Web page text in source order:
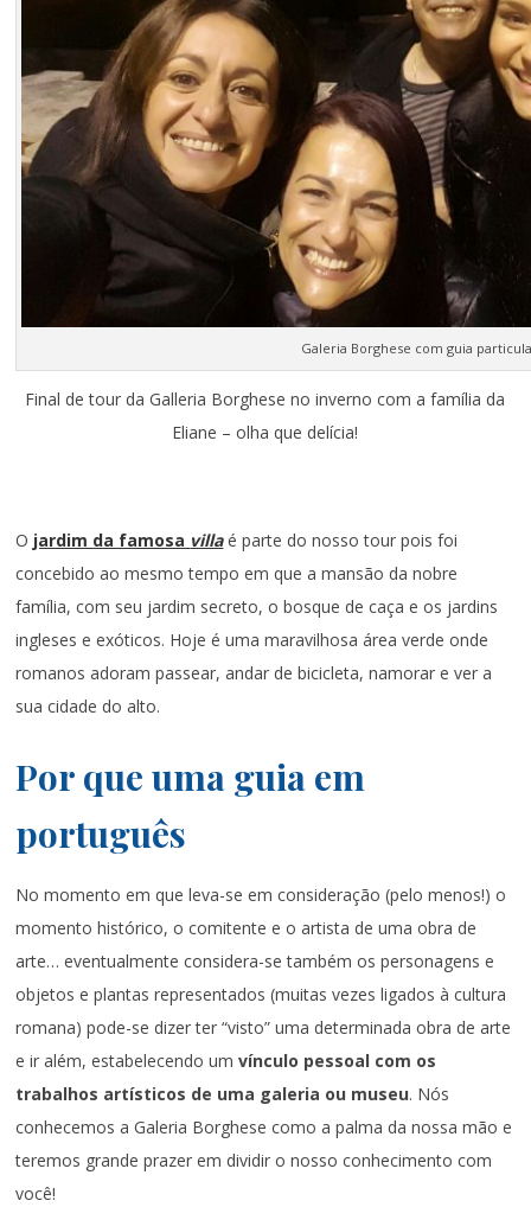
Galeria Borghese com guia
Final de tour da Galleria Borghese no inverno com a família da
Eliane – olha que delícia!
O jardim da famosa villaé parte do nosso tour pois foi
concebido ao mesmo tempo em que a mansão da nobre
família, com seu jardim secreto, o bosque de caça e os jardins
ingleses e exóticos. Hoje é uma maravilhosa área verde onde
romanos adoram passear, andar de bicicleta, namorar e ver a
sua cidade do alto.
Por que uma guia em
português
No momento em que leva-se em consideração (pelo menos!) o
momento histórico, o comitente e o artista de uma obra de
arte… eventualmente considera-se também os personagens e
objetos e plantas representados (muitas vezes ligados à cultura
romana) pode-se dizer ter “visto” uma determinada obra de arte
e ir além, estabelecendo um vínculo pessoal com os
trabalhos artísticos de uma galeria ou museu. Nós
conhecemos a Galeria Borghese como a palma da nossa mão e
teremos grande prazer em dividir o nosso conhecimento com
você!